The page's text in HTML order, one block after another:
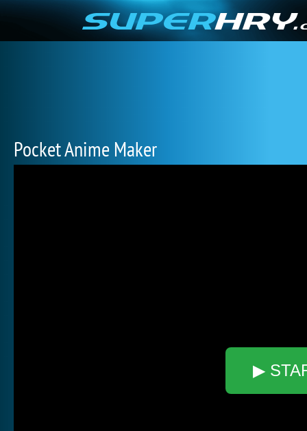
Pocket Anime Maker
▶